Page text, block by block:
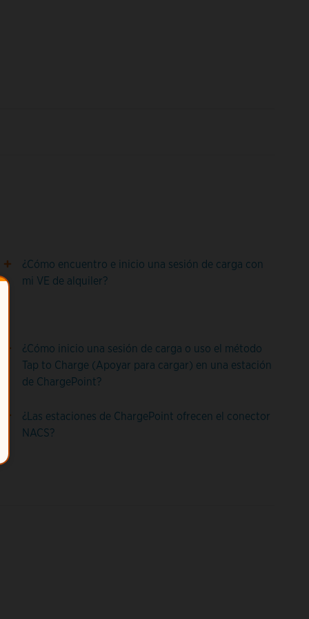
¿Cómo encuentro e inicio una sesión de carga con
mi VE de alquiler?
¿Cómo inicio una sesión de carga o uso el método
Tap to Charge (Apoyar para cargar) en una estación
de ChargePoint?
¿Las estaciones de ChargePoint ofrecen el conector
NACS?